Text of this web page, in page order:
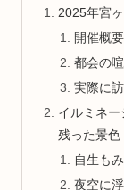
2025年宮
開催概
都会の
実際に
イルミネ
残った景色
自生も
夜空に